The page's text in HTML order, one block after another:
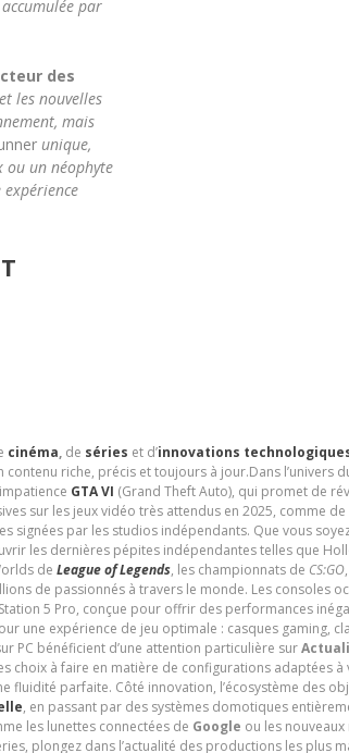
par
des
les nouvelles
mais
unique,
ou un néophyte
cinéma,de séries et d’innovations
riche, précis et toujours à jour.Dans l’univers
GTA VI (Grand Theft Auto), qui promet de
sur les jeux vidéo très attendus en 2025, comme
signées par les studios indépendants. Que vous
les dernières pépites indépendantes telles que
de League of Legends, les championnats de CS:GO
de passionnés à travers le monde. Les consoles
5 Pro, conçue pour offrir des performances
une expérience de jeu optimale : casques gaming,
PC bénéficient d’une attention particulière sur
choix à faire en matière de configurations adaptées à
parfaite. Côté innovation, l’écosystème des
, en passant par des systèmes domotiques
les lunettes connectées de Google ou les
plongez dans l’actualité des productions les plus